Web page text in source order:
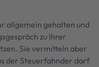
allgemein gehalten und
zu Ihrer
Sie vermitteln aber
der Steuerfahnder darf